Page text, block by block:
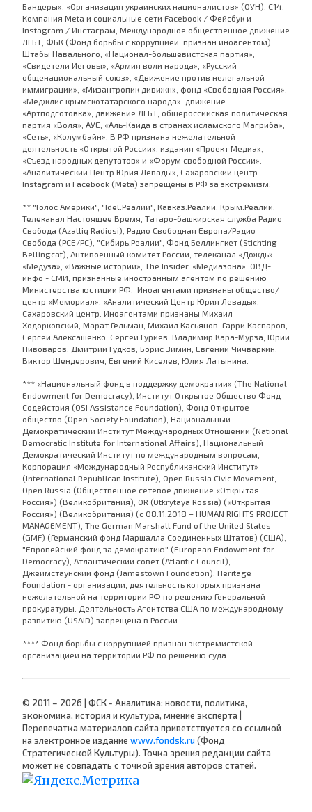
Бандеры», «Организация украинских националистов» (ОУН), С14.
Компания Meta и социальные сети Facebook / Фейсбук и
Instagram / Инстаграм, Международное общественное движение
ЛГБТ, ФБК (Фонд борьбы с коррупцией, признан иноагентом),
Штабы Навального, «Национал-большевистская партия»,
«Свидетели Иеговы», «Армия воли народа», «Русский
общенациональный союз», «Движение против нелегальной
иммиграции», «Мизантропик дивижн», фонд «Свободная Россия»,
«Меджлис крымскотатарского народа», движение
«Артподготовка», движение ЛГБТ, общероссийская политическая
партия «Воля», АУЕ, «Аль-Каида в странах исламского Магриба»,
«Сеть», «Колумбайн». В РФ признана нежелательной
деятельность «Открытой России», издания «Проект Медиа»,
«Съезд народных депутатов» и «Форум свободной России».
«Аналитический Центр Юрия Левады», Сахаровский центр.
Instagram и Facebook (Metа) запрещены в РФ за экстремизм.
** "Голос Америки", "Idel.Реалии", Кавказ.Реалии, Крым.Реалии,
Телеканал Настоящее Время, Татаро-башкирская служба Радио
Свобода (Azatliq Radiosi), Радио Свободная Европа/Радио
Свобода (PCE/PC), "Сибирь.Реалии", Фонд Беллингкет (Stichting
Bellingcat), Антивоенный комитет России, телеканал «Дождь»,
«Медуза», «Важные истории», The Insider, «Медиазона», ОВД-
инфо - СМИ, признанные иностранным агентом по решению
Министерства юстиции РФ. Иноагентами признаны общество/
центр «Мемориал», «Аналитический Центр Юрия Левады»,
Сахаровский центр. Иноагентами признаны Михаил
Ходорковский, Марат Гельман, Михаил Касьянов, Гарри Каспаров,
Сергей Алексашенко, Сергей Гуриев, Владимир Кара-Мурза, Юрий
Пивоваров, Дмитрий Гудков, Борис Зимин, Евгений Чичваркин,
Виктор Шендерович, Евгений Киселев, Юлия Латынина.
*** «Национальный фонд в поддержку демократии» (The National
Endowment for Democracy), Институт Открытое Общество Фонд
Содействия (OSI Assistance Foundation), Фонд Открытое
общество (Open Society Foundation), Национальный
Демократический Институт Международных Отношений (National
Democratic Institute for International Affairs), Национальный
Демократический Институт по международным вопросам,
Корпорация «Международный Республиканский Институт»
(International Republican Institute), Open Russia Civic Movement,
Open Russia (Общественное сетевое движение «Открытая
Россия») (Великобритания), OR (Otkrytaya Rossia) («Открытая
Россия») (Великобритания) (с 08.11.2018 – HUMAN RIGHTS PROJECT
MANAGEMENT), The German Marshall Fund of the United States
(GMF) (Германский фонд Маршалла Соединенных Штатов) (США),
"Европейский фонд за демократию" (European Endowment for
Democracy), Атлантический совет (Atlantic Council),
Джеймстаунский фонд (Jamestown Foundation), Heritage
Foundation - организации, деятельность которых признана
нежелательной на территории РФ по решению Генеральной
прокуратуры. Деятельность Агентства США по международному
развитию (USAID) запрещена в России.
**** Фонд борьбы с коррупцией признан экстремистской
организацией на территории РФ по решению суда.
© 2011 – 2026 | ФСК - Аналитика: новости, политика,
экономика, история и культура, мнение эксперта |
Перепечатка материалов сайта приветствуется со ссылкой
на электронное издание www.fondsk.ru (Фонд
Стратегической Культуры). Точка зрения редакции сайта
может не совпадать с точкой зрения авторов статей.